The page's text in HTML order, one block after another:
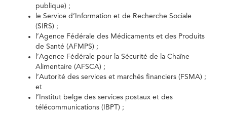
publique) ;
le Service d’Information et de Recherche Sociale
(SIRS) ;
l’Agence Fédérale des Médicaments et des Produits
de Santé (AFMPS) ;
l’Agence Fédérale pour la Sécurité de la Chaîne
Alimentaire (AFSCA) ;
l’Autorité des services et marchés financiers (FSMA) ;
et
l’Institut belge des services postaux et des
télécommunications (IBPT) ;